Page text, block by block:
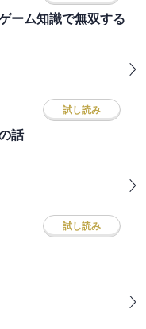
ーム知識で無双する
試し読み
話
試し読み